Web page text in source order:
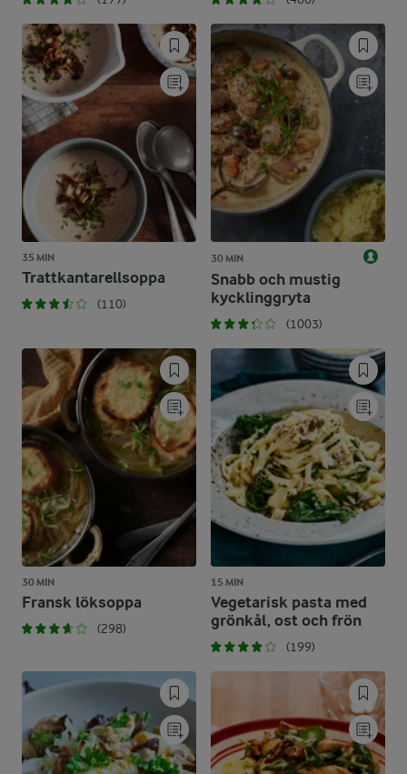
35 MIN
Trattkantarellsoppa
(110)
30 MIN
Snabb och mustig
kycklinggryta
(1003)
30 MIN
Fransk löksoppa
(298)
15 MIN
Vegetarisk pasta med
grönkål, ost och frön
(199)